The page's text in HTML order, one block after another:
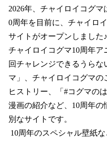
2026年、チャイロイコグ
0周年を目前に、チャイロ
サイトがオープンしました♪
チャイロイコグマ10周年ア
回チャレンジできるうら
マ」、チャイロイコグマの
ヒストリー、「#コグマの
漫画の紹介など、10周年
別なサイトです。
10周年のスペシャル壁紙